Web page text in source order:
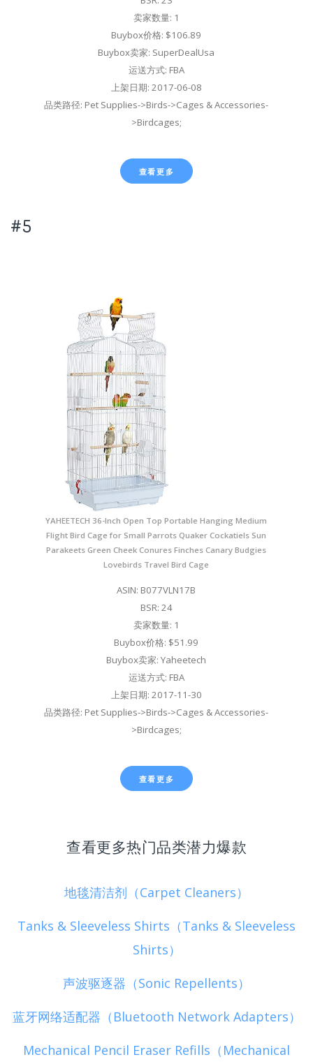
卖家数量: 1
Buybox价格: $106.89
Buybox卖家: SuperDealUsa
运送方式: FBA
上架日期: 2017-06-08
品类路径: Pet Supplies->Birds->Cages & Accessories-
>Birdcages;
查看更多
#5
YAHEETECH 36-Inch Open Top Portable Hanging Medium
Flight Bird Cage for Small Parrots Quaker Cockatiels Sun
Parakeets Green Cheek Conures Finches Canary Budgies
Lovebirds Travel Bird Cage
ASIN: B077VLN17B
BSR: 24
卖家数量: 1
Buybox价格: $51.99
Buybox卖家: Yaheetech
运送方式: FBA
上架日期: 2017-11-30
品类路径: Pet Supplies->Birds->Cages & Accessories-
>Birdcages;
查看更多
查看更多热门品类潜力爆款
地毯清洁剂（Carpet Cleaners）
Tanks & Sleeveless Shirts（Tanks & Sleeveless
Shirts）
声波驱逐器（Sonic Repellents）
蓝牙网络适配器（Bluetooth Network Adapters）
Mechanical Pencil Eraser Refills（Mechanical